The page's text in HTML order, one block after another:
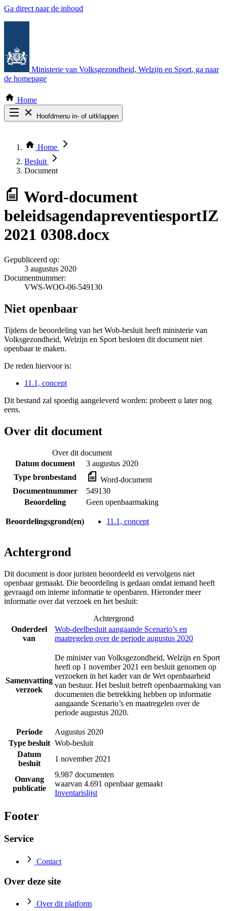
Ga direct naar de inhoud
Ministerie van Volksgezondheid, Welzijn en Sport, ga naar
de homepage
Home
Hoofdmenu in- of uitklappen
Thema COVID-19
Bekijk per bestuursorgaan
Home
Besluit
Document
Word-document
beleidsagendapreventiesportIZ
2021 0308.docx
Gepubliceerd op:
3 augustus 2020
Documentnummer:
VWS-WOO-06-549130
Niet openbaar
Tijdens de beoordeling van het Wob-besluit heeft ministerie van
Volksgezondheid, Welzijn en Sport besloten dit document niet
openbaar te maken.
De reden hiervoor is:
11.1, concept
Dit bestand zal spoedig aangeleverd worden: probeert u later nog
eens.
Over dit document
Over dit document
Datum document
3 augustus 2020
Type bronbestand
Word-document
Documentnummer
549130
Beoordeling
Geen openbaarmaking
Beoordelingsgrond(en) 11.1, concept
Achtergrond
Dit document is door juristen beoordeeld en vervolgens niet
openbaar gemaakt. Die beoordeling is gedaan omdat iemand heeft
gevraagd om interne informatie te openbaren. Hieronder meer
informatie over dat verzoek en het besluit:
Achtergrond
Onderdeel
van
Wob-deelbesluit aangaande Scenario’s en
maatregelen over de periode augustus 2020
Samenvatting
verzoek
De minister van Volksgezondheid, Welzijn en Sport
heeft op 1 november 2021 een besluit genomen op
verzoeken in het kader van de Wet openbaarheid
van bestuur. Het besluit betreft openbaarmaking van
documenten die betrekking hebben op informatie
aangaande Scenario’s en maatregelen over de
periode augustus 2020.
Periode
Augustus 2020
Type besluit Wob-besluit
Datum
besluit
1 november 2021
Omvang
publicatie
9.987 documenten
waarvan 4.691 openbaar gemaakt
Inventarislijst
Footer
Service
Contact
Over deze site
Over dit platform